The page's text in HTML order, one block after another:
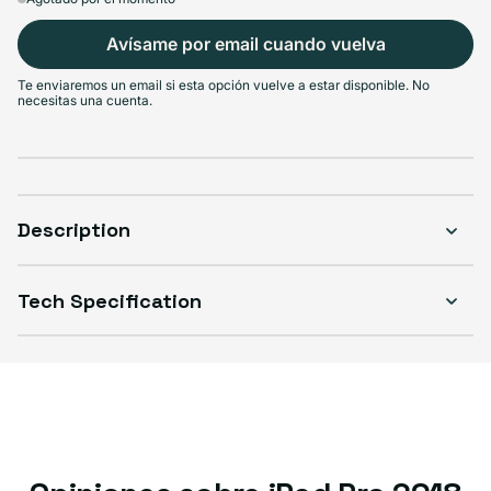
Avísame por email cuando vuelva
Te enviaremos un email si esta opción vuelve a estar disponible. No
necesitas una cuenta.
Description
Tech Specification